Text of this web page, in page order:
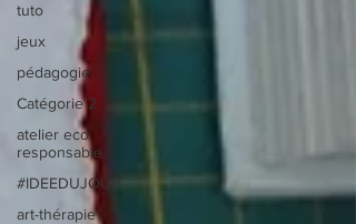
tuto
jeux
pédagogie
Catégorie 2
atelier eco
responsable
#IDEEDUJOUR
art-thérapie